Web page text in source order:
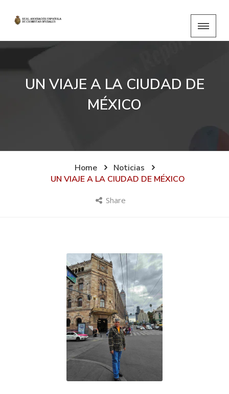
UN VIAJE A LA CIUDAD DE
MÉXICO
Home
Noticias
UN VIAJE A LA CIUDAD DE MÉXICO
Share